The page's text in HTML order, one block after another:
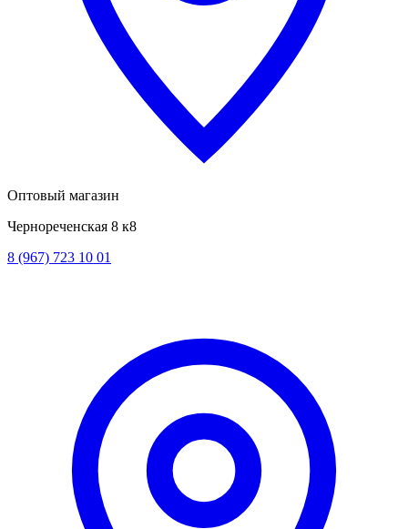
Оптовый магазин
Чернореченская 8 к8
8 (967) 723 10 01